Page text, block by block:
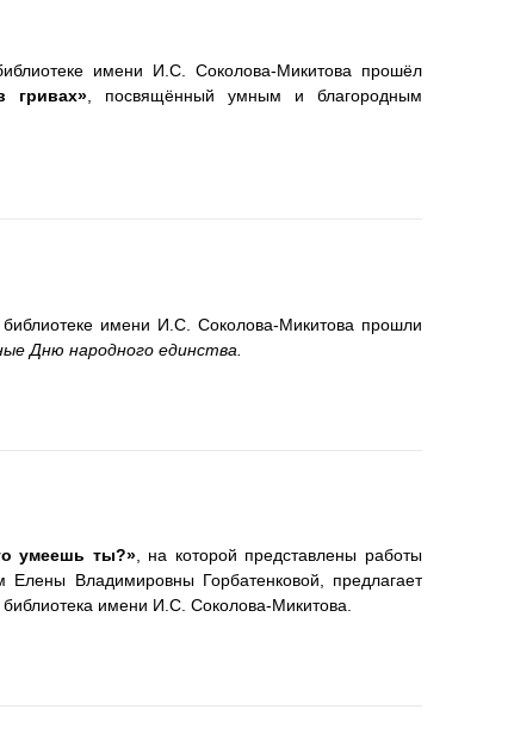
имени И.С. Соколова-Микитова прошёл
гривах» , посвящённый умным и благородным
библиотеке имени И.С. Соколова-Микитова прошли
Дню народного единства.
умеешь ты?», на которой представлены работы
Елены Владимировны Горбатенковой, предлагает
имени И.С. Соколова-Микитова.